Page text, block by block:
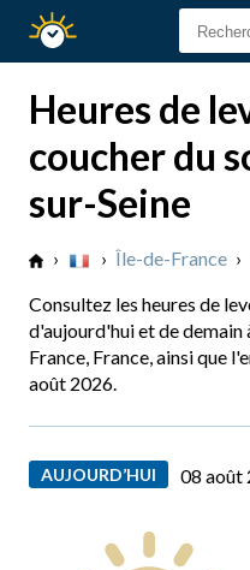
Calendrier
Solaire
Heures de
coucher du
sur-Seine
› › Île-de-France ›
Consultez les heures de
d'aujourd'hui et de demain
France, France, ainsi que
août 2026.
AUJOURD’HUI 08 août